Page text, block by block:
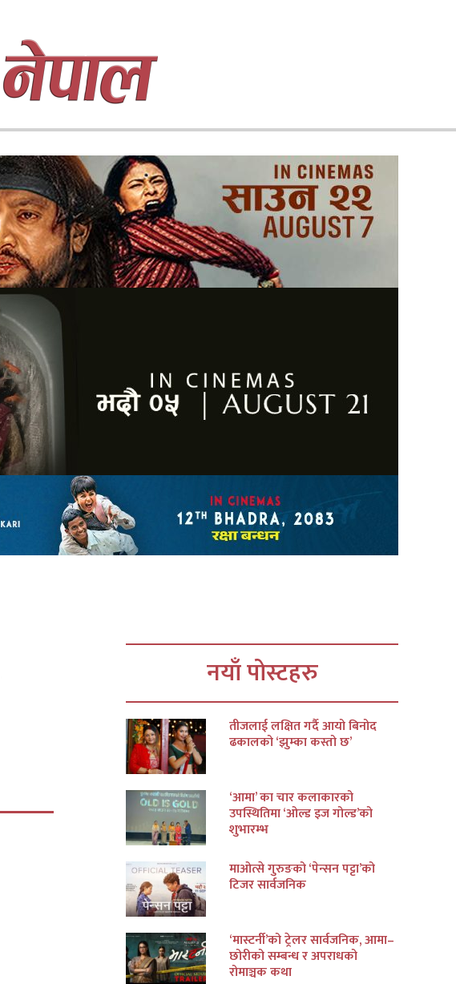
नयाँ पोस्टहरु
तीजलाई लक्षित गर्दै आयो बिनोद
ढकालको ‘झुम्का कस्तो छ’
‘आमा’ का चार कलाकारको
उपस्थितिमा ‘ओल्ड इज गोल्ड’को
शुभारम्भ
माओत्से गुरुङको ‘पेन्सन पट्टा’को
टिजर सार्वजनिक
‘मास्टर्नी’को ट्रेलर सार्वजनिक, आमा–
छोरीको सम्बन्ध र अपराधको
रोमाञ्चक कथा